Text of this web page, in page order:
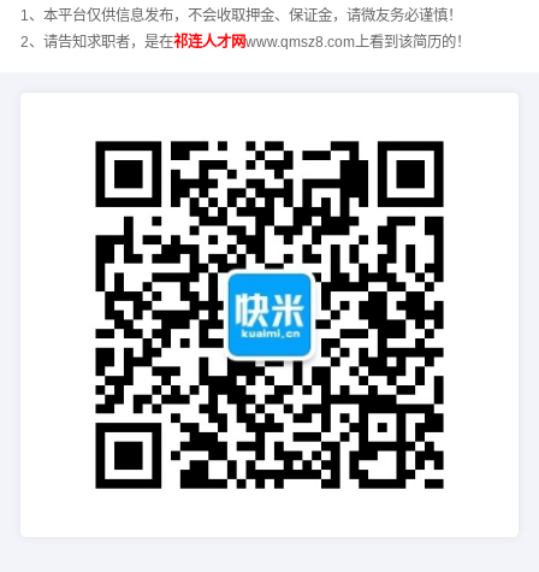
1、本平台仅供信息发布，不会收取押金、保证金，请微友务必谨慎！
2、请告知求职者，是在祁连人才网www.qmsz8.com上看到该简历的！